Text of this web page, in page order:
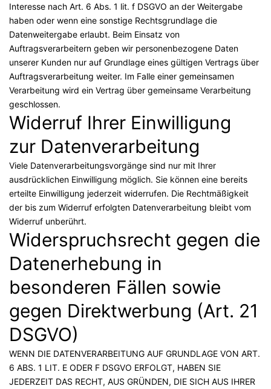
Interesse nach Art. 6 Abs. 1 lit. f DSGVO an der Weitergabe
haben oder wenn eine sonstige Rechtsgrundlage die
Datenweitergabe erlaubt. Beim Einsatz von
Auftragsverarbeitern geben wir personenbezogene Daten
unserer Kunden nur auf Grundlage eines gültigen Vertrags über
Auftragsverarbeitung weiter. Im Falle einer gemeinsamen
Verarbeitung wird ein Vertrag über gemeinsame Verarbeitung
geschlossen.
Widerruf Ihrer Einwilligung
zur Datenverarbeitung
Viele Datenverarbeitungsvorgänge sind nur mit Ihrer
ausdrücklichen Einwilligung möglich. Sie können eine bereits
erteilte Einwilligung jederzeit widerrufen. Die Rechtmäßigkeit
der bis zum Widerruf erfolgten Datenverarbeitung bleibt vom
Widerruf unberührt.
Widerspruchsrecht gegen die
Datenerhebung in
besonderen Fällen sowie
gegen Direktwerbung (Art. 21
DSGVO)
WENN DIE DATENVERARBEITUNG AUF GRUNDLAGE VON ART.
6 ABS. 1 LIT. E ODER F DSGVO ERFOLGT, HABEN SIE
JEDERZEIT DAS RECHT, AUS GRÜNDEN, DIE SICH AUS IHRER